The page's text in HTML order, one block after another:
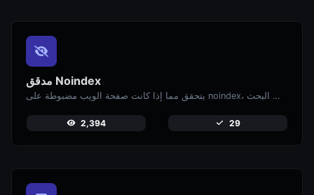
مدقق Noindex
يتحقق مما إذا كانت صفحة الويب مضبوطة على noindex، مما يمنعها من الظهور في محركات البحث.
2,394 29